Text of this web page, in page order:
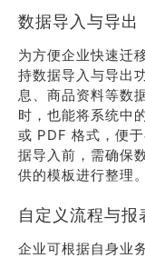
数据导入与导出
为方便企业快速迁
持数据导入与导出
息、商品资料等数
时，也能将系统中
或 PDF 格式，便
据导入前，需确保
供的模板进行整理。
自定义流程与报
企业可根据自身业